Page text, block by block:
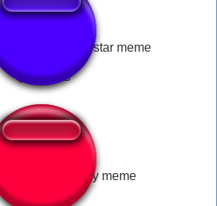
sound funny star meme
sound funny meme